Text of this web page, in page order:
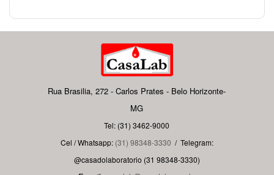
Rua Brasilia, 272 - Carlos Prates - Belo Horizonte-
MG
Tel: (31) 3462-9000
Cel / Whatsapp: (31) 98348-3330 / Telegram:
@casadolaboratorio (31 98348-3330)